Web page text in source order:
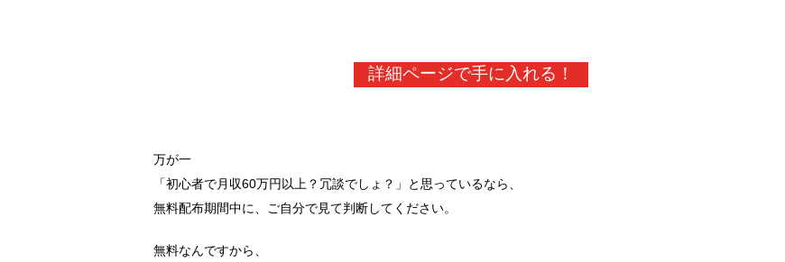
詳細ページで手に入れる！
万が一
「初心者で月収60万円以上？冗談でしょ？」と思っているなら、
無料配布期間中に、ご自分で見て判断してください。
無料なんですから、